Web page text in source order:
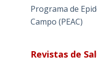
Programa de
Campo (PEAC)
Revistas de